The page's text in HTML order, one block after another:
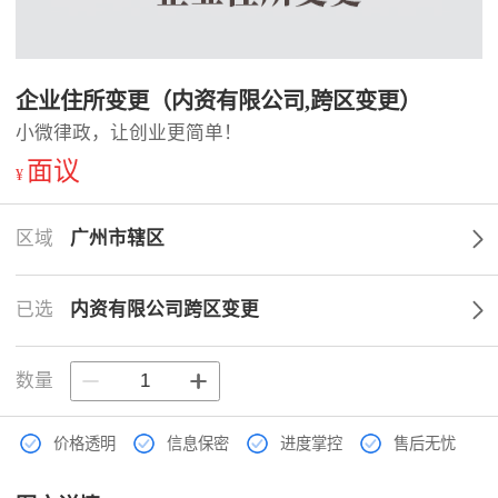
企业住所变更（内资有限公司,跨区变更）
小微律政，让创业更简单！
¥ 面议
区域 广州市辖区
已选 内资有限公司跨区变更
数量
价格透明 信息保密 进度掌控 售后无忧